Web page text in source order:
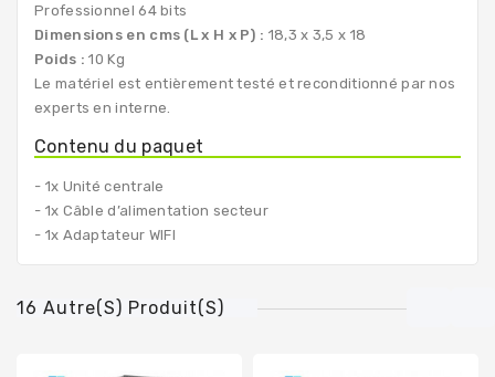
Professionnel 64 bits
Dimensions en cms (L x H x P) : 18,3 x 3,5 x 18
Poids :10 Kg
Le matériel est entièrement testé et reconditionné par nos
experts en interne.
Contenu du paquet
- 1x Unité centrale
- 1x Câble d’alimentation secteur
- 1x Adaptateur WIFI
16 Autre(s) Produit(s)